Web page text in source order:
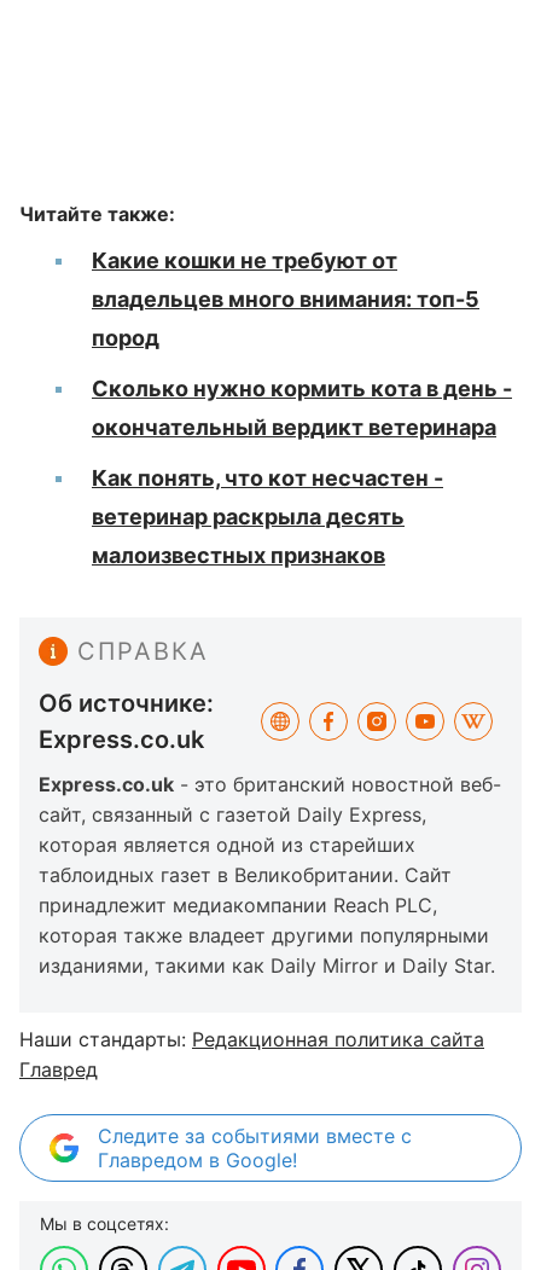
Читайте также:
Какие кошки не требуют от
владельцев много внимания: топ-5
пород
Сколько нужно кормить кота в день -
окончательный вердикт ветеринара
Как понять, что кот несчастен -
ветеринар раскрыла десять
малоизвестных признаков
СПРАВКА
Об источнике:
Express.co.uk
Express.co.uk - это британский новостной веб-
сайт, связанный с газетой Daily Express,
которая является одной из старейших
таблоидных газет в Великобритании. Сайт
принадлежит медиакомпании Reach PLC,
которая также владеет другими популярными
изданиями, такими как Daily Mirror и Daily Star.
Наши стандарты: Редакционная политика сайта
Главред
Следите за событиями вместе с
Главредом в Google!
Мы в соцсетях: